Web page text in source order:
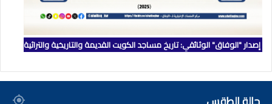
إصدار "الوفاق" الوثائقي: تاريخ مساجد الكويت القديمة والتاريخية والتراثية